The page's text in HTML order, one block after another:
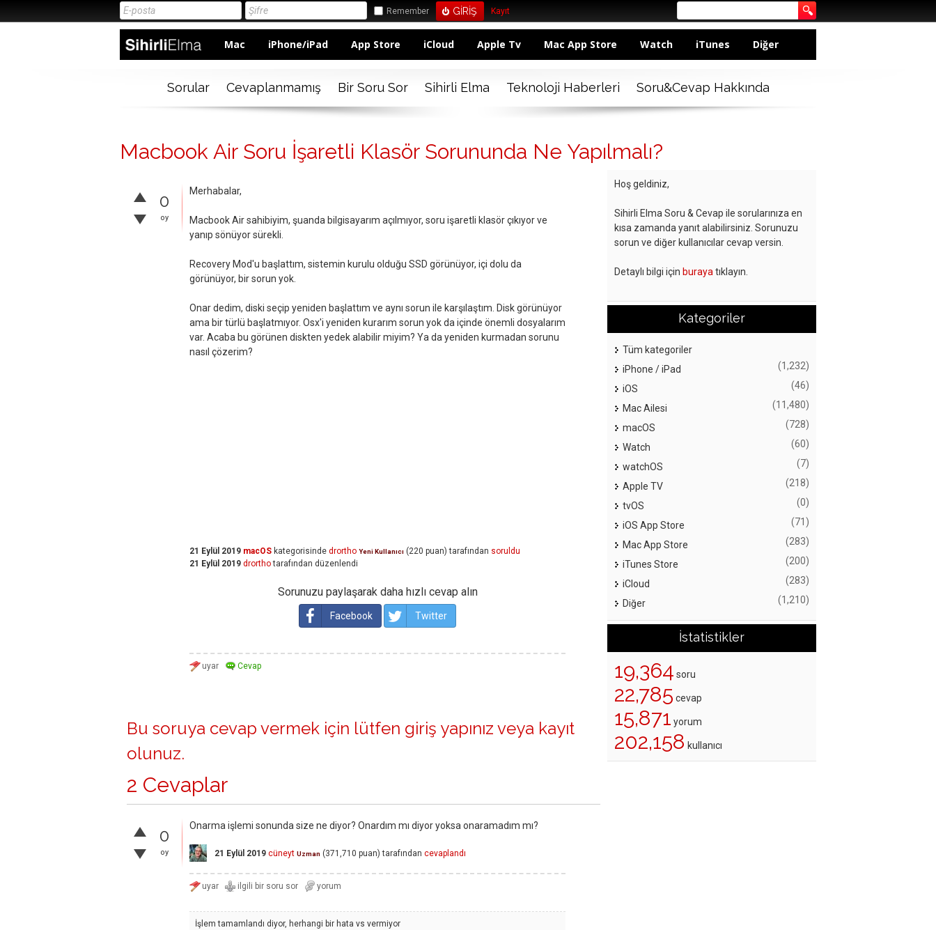
Remember Kayıt
Mac iPhone/iPad App Store iCloud Apple Tv Mac App Store Watch iTunes Diğer
Sorular Cevaplanmamış Bir Soru Sor Sihirli Elma Teknoloji Haberleri Soru&Cevap Hakkında
Macbook Air Soru İşaretli Klasör Sorununda Ne Yapılmalı?
0
oy
Merhabalar,
Macbook Air sahibiyim, şuanda bilgisayarım açılmıyor, soru işaretli klasör çıkıyor ve
yanıp sönüyor sürekli.
Recovery Mod'u başlattım, sistemin kurulu olduğu SSD görünüyor, içi dolu da
görünüyor, bir sorun yok.
Onar dedim, diski seçip yeniden başlattım ve aynı sorun ile karşılaştım. Disk görünüyor
ama bir türlü başlatmıyor. Osx'i yeniden kurarım sorun yok da içinde önemli dosyalarım
var. Acaba bu görünen diskten yedek alabilir miyim? Ya da yeniden kurmadan sorunu
nasıl çözerim?
21 Eylül 2019 macOS kategorisinde drortho Yeni Kullanıcı (220 puan) tarafından soruldu
21 Eylül 2019 drorthotarafından düzenlendi
Sorunuzu paylaşarak daha hızlı cevap alın
Facebook Twitter
Bu soruya cevap vermek için lütfen giriş yapınız veya kayıt
olunuz.
2 Cevaplar
0
oy
Onarma işlemi sonunda size ne diyor? Onardım mı diyor yoksa onaramadım mı?
21 Eylül 2019 cüneyt Uzman (371,710 puan) tarafından cevaplandı
İşlem tamamlandı diyor, herhangi bir hata vs vermiyor
Hoş geldiniz,
Sihirli Elma Soru & Cevap ile sorularınıza en
kısa zamanda yanıt alabilirsiniz. Sorunuzu
sorun ve diğer kullanıcılar cevap versin.
Detaylı bilgi için buraya tıklayın.
Kategoriler
Tüm kategoriler
iPhone / iPad
(1,232)
iOS (46)
Mac Ailesi (11,480)
macOS (728)
Watch (60)
watchOS (7)
Apple TV (218)
tvOS (0)
iOS App Store (71)
Mac App Store (283)
iTunes Store (200)
iCloud (283)
Diğer (1,210)
İstatistikler
19,364 soru
22,785 cevap
15,871 yorum
202,158 kullanıcı